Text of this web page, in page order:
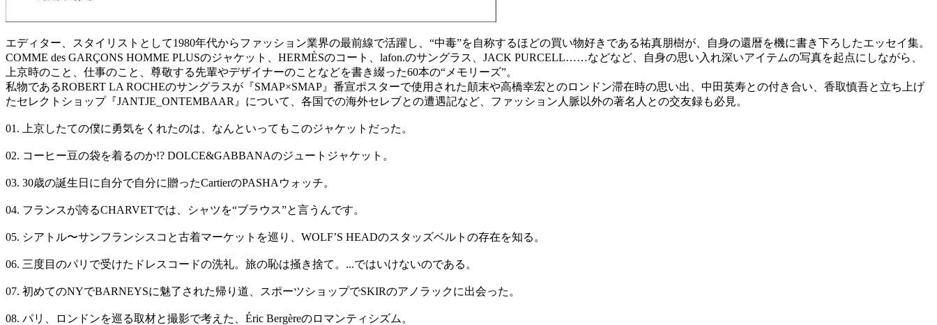
エディター、スタイリストとして1980年代からファッション業界の最前線で活躍し、“中毒”を自称するほどの買い物好きである祐真朋樹が、自身の還暦を機に書き下ろしたエッセイ集。
COMME des GARÇONS HOMME PLUSのジャケット、HERMÈSのコート、lafon.のサングラス、JACK PURCELL……などなど、自身の思い入れ深いアイテムの写真を起点にしながら、
上京時のこと、仕事のこと、尊敬する先輩やデザイナーのことなどを書き綴った60本の“メモリーズ”。
私物であるROBERT LA ROCHEのサングラスが『SMAP×SMAP』番宣ポスターで使用された顛末や高橋幸宏とのロンドン滞在時の思い出、中田英寿との付き合い、香取慎吾と立ち上げ
たセレクトショップ『JANTJE_ONTEMBAAR』について、各国での海外セレブとの遭遇記など、ファッション人脈以外の著名人との交友録も必見。
01. 上京したての僕に勇気をくれたのは、なんといってもこのジャケットだった。
02. コーヒー豆の袋を着るのか!? DOLCE&GABBANAのジュートジャケット。
03. 30歳の誕生日に自分で自分に贈ったCartierのPASHAウォッチ。
04. フランスが誇るCHARVETでは、シャツを“ブラウス”と言うんです。
05. シアトル〜サンフランシスコと古着マーケットを巡り、WOLFʼS HEADのスタッズベルトの存在を知る。
06. 三度目のパリで受けたドレスコードの洗礼。旅の恥は掻き捨て。...ではいけないのである。
07. 初めてのNYでBARNEYSに魅了された帰り道、スポーツショップでSKIRのアノラックに出会った。
08. パリ、ロンドンを巡る取材と撮影で考えた、Éric Bergèreのロマンティシズム。